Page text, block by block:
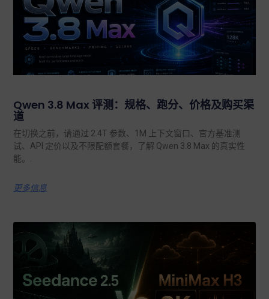
Qwen 3.8 Max 评测：规格、跑分、价格及购买渠
道
在切换之前，请通过 2.4T 参数、1M 上下文窗口、官方基准测
试、API 定价以及不限配额套餐，了解 Qwen 3.8 Max 的真实性
能。.
更多信息